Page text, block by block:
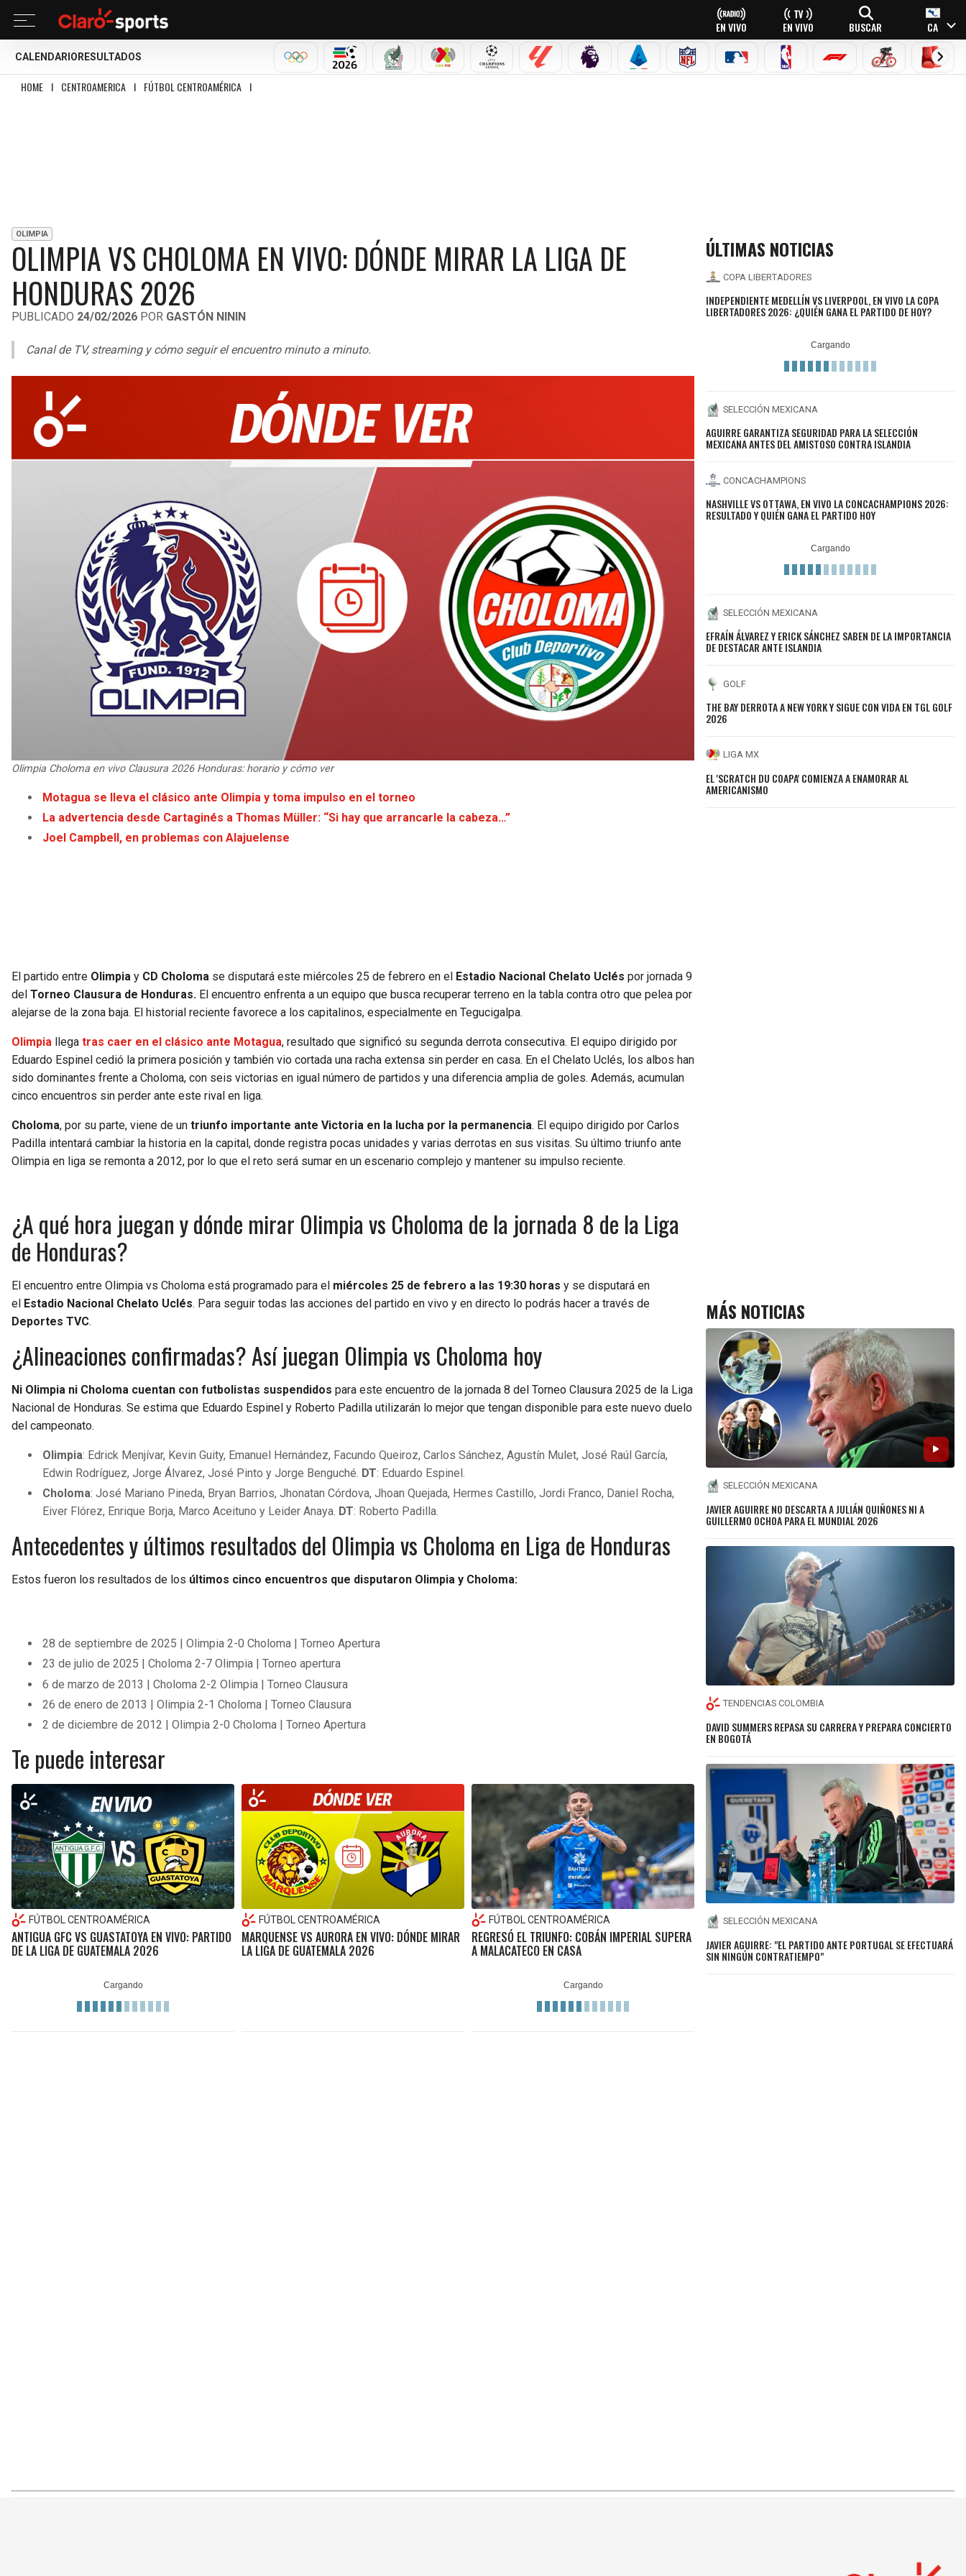
EN VIVO EN VIVO BUSCAR CA
CALENDARIO RESULTADOS
MILANO CORTINA 2026
MUNDIAL 2026SELECCIÓN MEXICANA
LIGA MX CHAMPIONS LEAGUE
LALIGA PREMIER LEAGUE
SERIE A NFL MLB NBA FÓRMULA 1CICLISMOBOXEO
HOME I CENTROAMERICA I FÚTBOL CENTROAMÉRICA I
OLIMPIA
OLIMPIA VS CHOLOMA EN VIVO: DÓNDE MIRAR LA LIGA DE
HONDURAS 2026
PUBLICADO 24/02/2026 POR GASTÓN NININ
Canal de TV, streaming y cómo seguir el encuentro minuto a minuto.
Olimpia Choloma en vivo Clausura 2026 Honduras: horario y cómo ver
Motagua se lleva el clásico ante Olimpia y toma impulso en el torneo
La advertencia desde Cartaginés a Thomas Müller: “Si hay que arrancarle la cabeza…”
Joel Campbell, en problemas con Alajuelense
El partido entre Olimpia y CD Choloma se disputará este miércoles 25 de febrero en el Estadio Nacional Chelato Uclés por jornada 9
del Torneo Clausura de Honduras. El encuentro enfrenta a un equipo que busca recuperar terreno en la tabla contra otro que pelea por
alejarse de la zona baja. El historial reciente favorece a los capitalinos, especialmente en Tegucigalpa.
Olimpia llega tras caer en el clásico ante Motagua, resultado que significó su segunda derrota consecutiva. El equipo dirigido por
Eduardo Espinel cedió la primera posición y también vio cortada una racha extensa sin perder en casa. En el Chelato Uclés, los albos han
sido dominantes frente a Choloma, con seis victorias en igual número de partidos y una diferencia amplia de goles. Además, acumulan
cinco encuentros sin perder ante este rival en liga.
Choloma, por su parte, viene de un triunfo importante ante Victoria en la lucha por la permanencia. El equipo dirigido por Carlos
Padilla intentará cambiar la historia en la capital, donde registra pocas unidades y varias derrotas en sus visitas. Su último triunfo ante
Olimpia en liga se remonta a 2012, por lo que el reto será sumar en un escenario complejo y mantener su impulso reciente.
¿A qué hora juegan y dónde mirar Olimpia vs Choloma de la jornada 8 de la Liga
de Honduras?
El encuentro entre Olimpia vs Choloma está programado para el miércoles 25 de febrero a las 19:30 horas y se disputará en
el Estadio Nacional Chelato Uclés. Para seguir todas las acciones del partido en vivo y en directo lo podrás hacer a través de
Deportes TVC.
¿Alineaciones confirmadas? Así juegan Olimpia vs Choloma hoy
Ni Olimpia ni Choloma cuentan con futbolistas suspendidos para este encuentro de la jornada 8 del Torneo Clausura 2025 de la Liga
Nacional de Honduras. Se estima que Eduardo Espinel y Roberto Padilla utilizarán lo mejor que tengan disponible para este nuevo duelo
del campeonato.
Olimpia: Edrick Menjívar, Kevin Guity, Emanuel Hernández, Facundo Queiroz, Carlos Sánchez, Agustín Mulet, José Raúl García,
Edwin Rodríguez, Jorge Álvarez, José Pinto y Jorge Benguché. DT: Eduardo Espinel.
Choloma: José Mariano Pineda, Bryan Barrios, Jhonatan Córdova, Jhoan Quejada, Hermes Castillo, Jordi Franco, Daniel Rocha,
Eiver Flórez, Enrique Borja, Marco Aceituno y Leider Anaya. DT: Roberto Padilla.
Antecedentes y últimos resultados del Olimpia vs Choloma en Liga de Honduras
Estos fueron los resultados de los últimos cinco encuentros que disputaron Olimpia y Choloma:
28 de septiembre de 2025 | Olimpia 2-0 Choloma | Torneo Apertura
23 de julio de 2025 | Choloma 2-7 Olimpia | Torneo apertura
6 de marzo de 2013 | Choloma 2-2 Olimpia | Torneo Clausura
26 de enero de 2013 | Olimpia 2-1 Choloma | Torneo Clausura
2 de diciembre de 2012 | Olimpia 2-0 Choloma | Torneo Apertura
Te puede interesar
FÚTBOL CENTROAMÉRICA
ANTIGUA GFC VS GUASTATOYA EN VIVO: PARTIDO
DE LA LIGA DE GUATEMALA 2026
FÚTBOL CENTROAMÉRICA
MARQUENSE VS AURORA EN VIVO: DÓNDE MIRAR
LA LIGA DE GUATEMALA 2026
FÚTBOL CENTROAMÉRICA
REGRESÓ EL TRIUNFO: COBÁN IMPERIAL SUPERA
A MALACATECO EN CASA
ÚLTIMAS NOTICIAS
COPA LIBERTADORES
INDEPENDIENTE MEDELLÍN VS LIVERPOOL, EN VIVO LA COPA
LIBERTADORES 2026: ¿QUIÉN GANA EL PARTIDO DE HOY?
SELECCIÓN MEXICANA
AGUIRRE GARANTIZA SEGURIDAD PARA LA SELECCIÓN
MEXICANA ANTES DEL AMISTOSO CONTRA ISLANDIA
CONCACHAMPIONS
NASHVILLE VS OTTAWA, EN VIVO LA CONCACHAMPIONS 2026:
RESULTADO Y QUIÉN GANA EL PARTIDO HOY
SELECCIÓN MEXICANA
EFRAÍN ÁLVAREZ Y ERICK SÁNCHEZ SABEN DE LA IMPORTANCIA
DE DESTACAR ANTE ISLANDIA
GOLF
THE BAY DERROTA A NEW YORK Y SIGUE CON VIDA EN TGL GOLF
2026
LIGA MX
EL 'SCRATCH DU COAPA' COMIENZA A ENAMORAR AL
AMERICANISMO
MÁS NOTICIAS
SELECCIÓN MEXICANA
JAVIER AGUIRRE NO DESCARTA A JULIÁN QUIÑONES NI A
GUILLERMO OCHOA PARA EL MUNDIAL 2026
TENDENCIAS COLOMBIA
DAVID SUMMERS REPASA SU CARRERA Y PREPARA CONCIERTO
EN BOGOTÁ
SELECCIÓN MEXICANA
JAVIER AGUIRRE: "EL PARTIDO ANTE PORTUGAL SE EFECTUARÁ
SIN NINGÚN CONTRATIEMPO"